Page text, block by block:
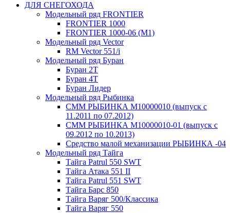
ДЛЯ СНЕГОХОДА
Модельный ряд FRONTIER
FRONTIER 1000
FRONTIER 1000-06 (М1)
Модельный ряд Vector
RM Vector 551/i
Модельный ряд Буран
Буран 2Т
Буран 4Т
Буран Лидер
Модельный ряд Рыбинка
СММ РЫБИНКА M10000010 (выпуск с
11.2011 по 07.2012)
СММ РЫБИНКА M10000010-01 (выпуск с
09.2012 по 10.2013)
Средство малой механизации РЫБИНКА -04
Модельный ряд Тайга
Тайга Patrul 550 SWT
Тайга Атака 551 II
Тайга Patrul 551 SWT
Тайга Барс 850
Тайга Варяг 500/Классика
Тайга Варяг 550